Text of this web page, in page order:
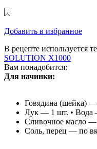
Добавить в избранное
В рецепте используется
SOLUTION X1000
Вам понадобится:
Для начинки:
Говядина (шейка)
Лук — 1 шт. • Вода
Сливочное масло —
Соль, перец — по